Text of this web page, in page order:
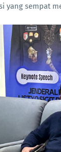
yang sempat